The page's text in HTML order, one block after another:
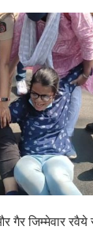
जिम्मेवार रवैये